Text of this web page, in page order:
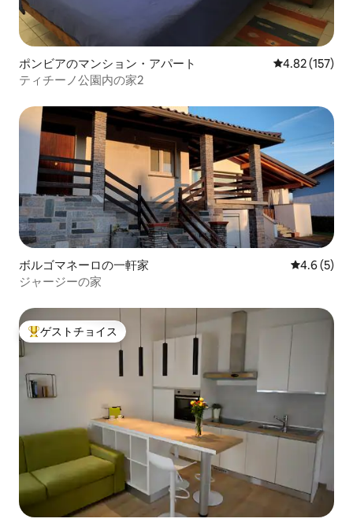
ポンビアのマンション・アパート レビュー157
4.82 (157)
ティチーノ公園内の家2
ボルゴマネーロの一軒家 レビュー5
4.6 (5)
ジャージーの家
大好評のゲストチョイスです。
ゲストチョイス